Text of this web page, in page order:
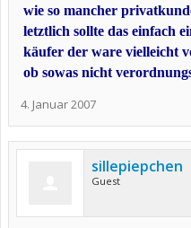
wie so mancher
letztlich sollte das einfach
käufer der ware vielleicht
ob sowas nicht
4. Januar 2007
sillepiepchen
Guest